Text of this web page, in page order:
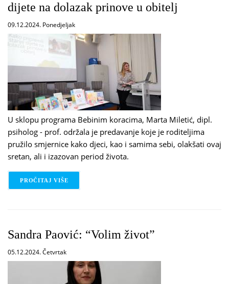
dijete na dolazak prinove u obitelj
09.12.2024. Ponedjeljak
U sklopu programa Bebinim koracima, Marta Miletić, dipl.
psiholog - prof. održala je predavanje koje je roditeljima
pružilo smjernice kako djeci, kao i samima sebi, olakšati ovaj
sretan, ali i izazovan period života.
PROČITAJ VIŠE
Sandra Paović: “Volim život”
05.12.2024. Četvrtak